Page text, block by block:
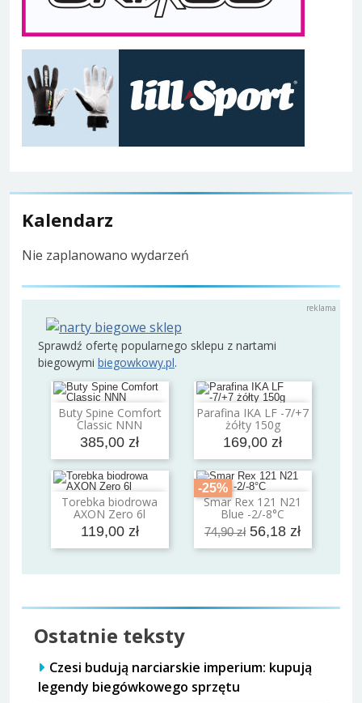
Kalendarz
Nie zaplanowano wydarzeń
Sprawdź ofertę popularnego sklepu z nartami
biegowymi biegowkowy.pl.
Buty Spine Comfort
Classic NNN
385,00 zł
Dodaj do koszyka Parafina IKA LF -7/+7
żółty 150g
169,00 zł
Dodaj do koszyka
Torebka biodrowa
AXON Zero 6l
119,00 zł
Dodaj do koszyka
-25%
Smar Rex 121 N21
Blue -2/-8°C
74,90 zł 56,18 zł
Dodaj do koszyka
Ostatnie teksty
Czesi budują narciarskie imperium: kupują
legendy biegówkowego sprzętu